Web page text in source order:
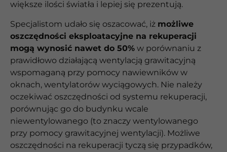
większe ilości światła i lepiej się prezentują.
Specjalistom udało się oszacować, iż możliwe
oszczędności eksploatacyjne na rekuperacji
mogą wynosić nawet do 50% w porównaniu z
prawidłowo działającą wentylacją grawitacyjną
wspomaganą przy pomocy nawiewników w
oknach, wentylatorów wyciągowych. Nie należy
oczekiwać oszczędności od systemu rekuperacji,
porównując go do budynku wcale
niewentylowanego (to znaczy wentylowanego
przy pomocy grawitacyjnej wentylacji). Możliwe
oszczędności na rekuperacji tyczą się przypadków,